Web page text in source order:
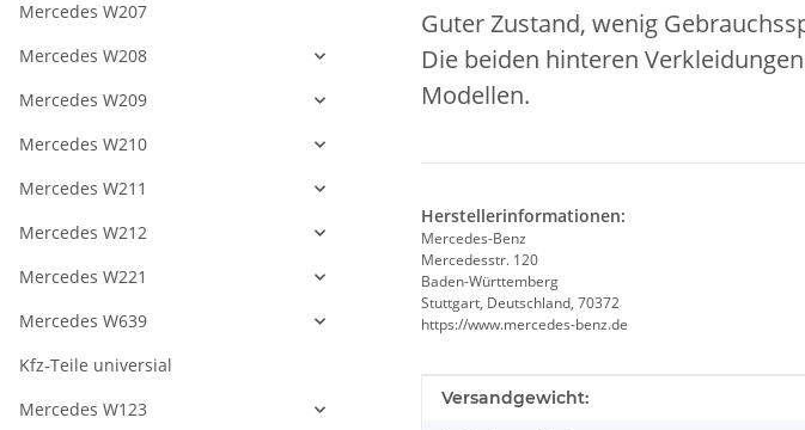
Guter Zustand, wenig
Die beiden hinteren
Modellen.
Herstellerinformationen:
Mercedes-Benz
Mercedesstr. 120
Baden-Württemberg
Stuttgart, Deutschland, 70372
https://www.mercedes-benz.de
Produkteigenschaft
Wert
Versandgewicht:
Mercedes W207
Mercedes W208
Mercedes W209
Mercedes W210
Mercedes W211
Mercedes W212
Mercedes W221
Mercedes W639
Kfz-Teile universial
Mercedes W123